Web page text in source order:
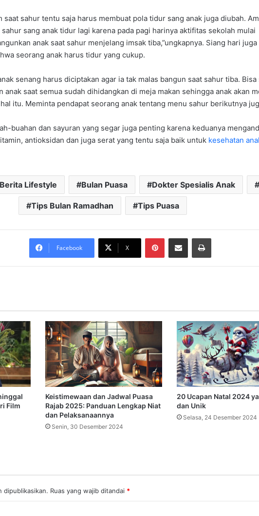
saat sahur tentu saja harus membuat pola tidur sang anak juga diubah.
sang anak tidur lagi karena pada pagi harinya aktifitas sekolah mulai
anak saat sahur menjelang imsak tiba,”ungkapnya. Siang hari juga
seorang anak harus tidur yang cukup.
senang harus diciptakan agar ia tak malas bangun saat sahur tiba. Bisa
anak saat semua sudah dihidangkan di meja makan sehingga anak akan
itu. Meminta pendapat seorang anak tentang menu sahur berikutnya
buahan dan sayuran yang segar juga penting karena keduanya
antioksidan dan juga serat yang tentu saja baik untuk kesehatan
Lifestyle Bulan Puasa Dokter Spesialis Anak
Tips Bulan Ramadhan Tips Puasa
Facebook X
PinterestShare via Email Print
Film
Keistimewaan dan Jadwal Puasa
Rajab 2025: Panduan Lengkap Niat
dan Pelaksanaannya
Senin, 30 Desember 2024
20 Ucapan Natal 2024
dan Unik
Selasa, 24 Desember 2024
dipublikasikan. Ruas yang wajib ditandai *